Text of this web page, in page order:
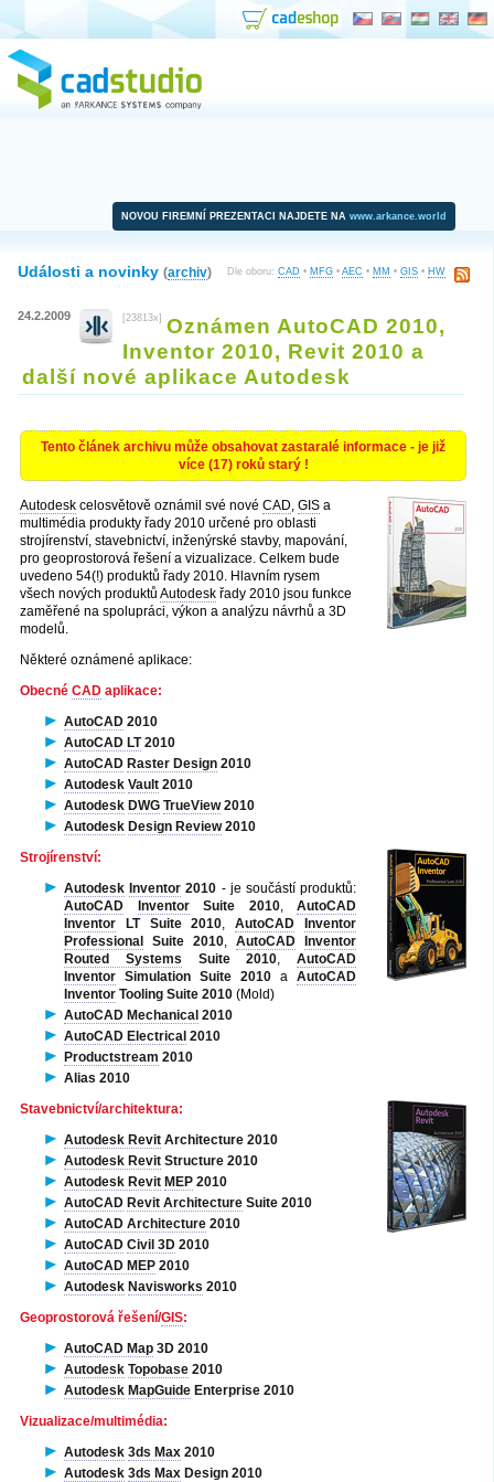
NOVOU FIREMNÍ PREZENTACI NAJDETE NA www.arkance.world
Dle oboru: CAD • MFG • AEC • MM • GIS • HW
Události a novinky (archiv)
24.2.2009 [23813x] Oznámen AutoCAD 2010,
Inventor 2010, Revit 2010 a
další nové aplikace Autodesk
Tento článek archivu může obsahovat zastaralé informace - je již
více (17) roků starý !
Autodesk celosvětově oznámil své nové CAD, GIS a
multimédia produkty řady 2010 určené pro oblasti
strojírenství, stavebnictví, inženýrské stavby, mapování,
pro geoprostorová řešení a vizualizace. Celkem bude
uvedeno 54(!) produktů řady 2010. Hlavním rysem
všech nových produktů Autodesk řady 2010 jsou funkce
zaměřené na spolupráci, výkon a analýzu návrhů a 3D
modelů.
Některé oznámené aplikace:
Obecné CAD aplikace:
AutoCAD 2010
AutoCAD LT2010
AutoCAD Raster Design 2010
Autodesk Vault 2010
Autodesk DWG TrueView2010
Autodesk Design Review2010
Strojírenství:
Autodesk Inventor 2010 - je součástí produktů:
AutoCAD
InventorSuite 2010, AutoCAD
Inventor LT Suite 2010,AutoCAD
Inventor
Professional
Suite 2010, AutoCAD
Inventor
Routed Systems Suite 2010, AutoCAD
Inventor Simulation Suite 2010 a AutoCAD
Inventor Tooling Suite 2010 (Mold)
AutoCAD Mechanical 2010
AutoCAD Electrical 2010
Productstream 2010
Alias 2010
Stavebnictví/architektura:
Autodesk Revit Architecture 2010
Autodesk Revit Structure 2010
Autodesk Revit MEP 2010
AutoCAD Revit Architecture Suite 2010
AutoCAD Architecture 2010
AutoCAD Civil 3D 2010
AutoCAD MEP 2010
Autodesk Navisworks 2010
Geoprostorová řešení/GIS:
AutoCAD Map 3D 2010
Autodesk Topobase 2010
Autodesk MapGuide Enterprise 2010
Vizualizace/multimédia:
Autodesk 3ds Max 2010
Autodesk 3ds Max Design 2010